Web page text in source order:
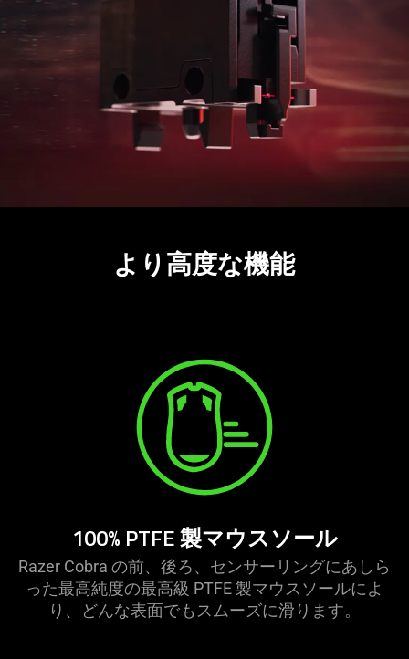
より高度な機能
100% PTFE 製マウスソール
Razer Cobra の前、後ろ、センサーリングにあしら
った最高純度の最高級 PTFE 製マウスソールによ
り、どんな表面でもスムーズに滑ります。